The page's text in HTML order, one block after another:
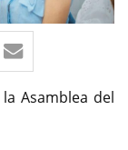
Asamblea del